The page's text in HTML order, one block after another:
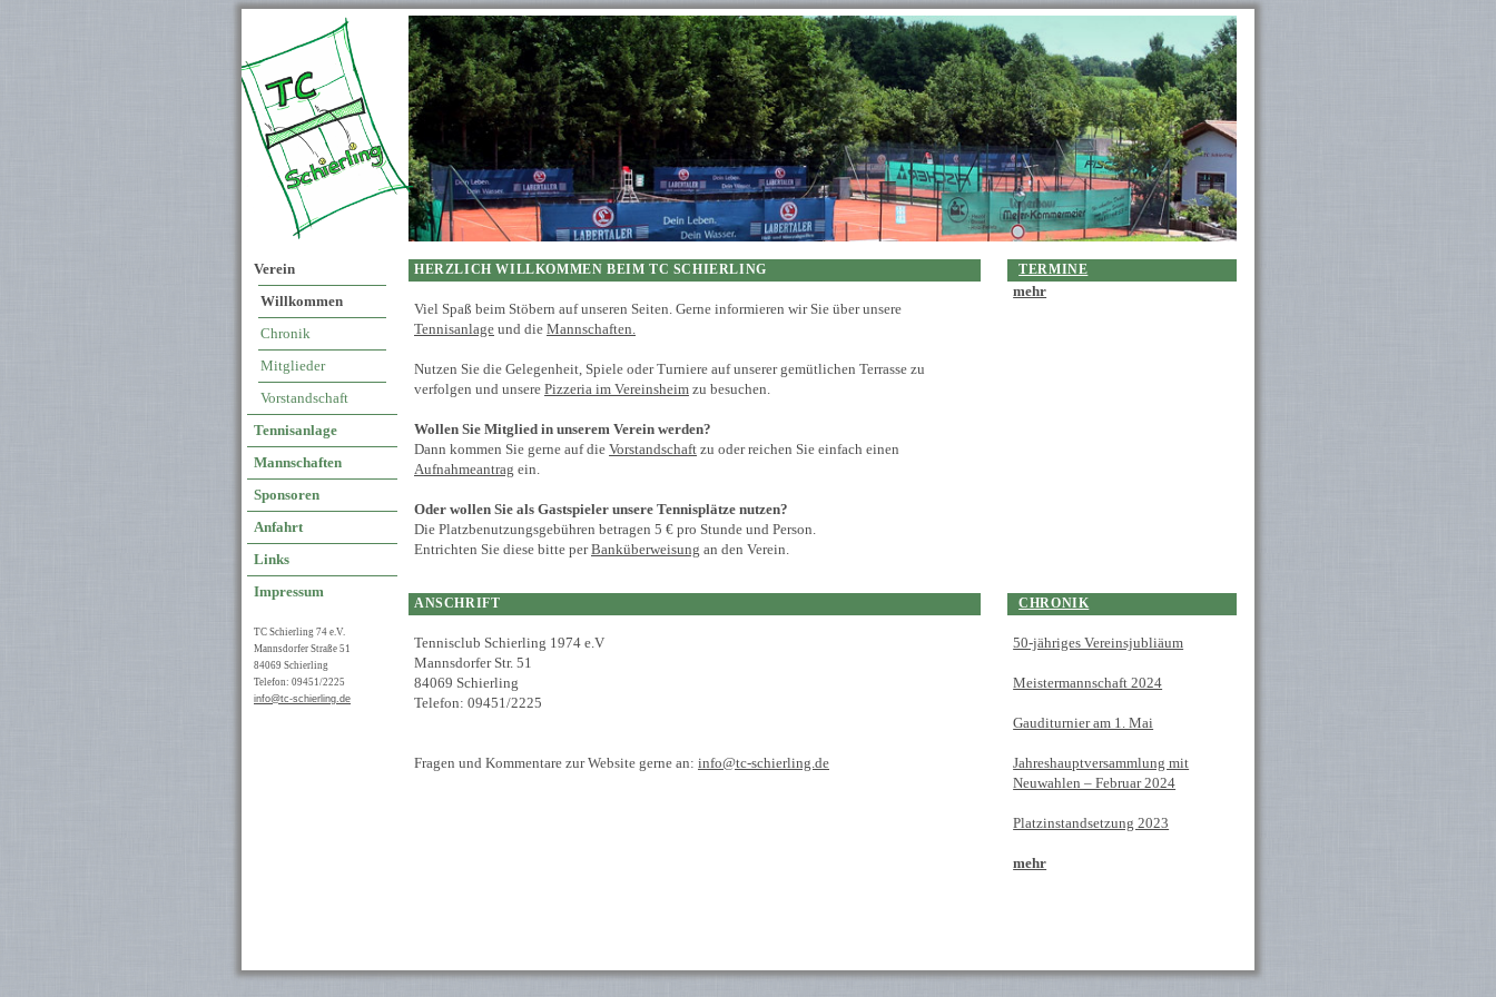
Tennis · Tennisverein · Schierling ·
Verein
Willkommen
Chronik
Mitglieder
Vorstandschaft
Tennisanlage
Mannschaften
Sponsoren
Anfahrt
Links
Impressum
TC Schierling 74 e.V.
Mannsdorfer Straße 51
84069 Schierling
Telefon: 09451/2225
info@tc-schierling.de
HERZLICH WILLKOMMEN BEIM TC SCHIERLING
Viel Spaß beim Stöbern auf unseren Seiten. Gerne informieren wir Sie über unsere
Tennisanlage und die Mannschaften.
Nutzen Sie die Gelegenheit, Spiele oder Turniere auf unserer gemütlichen Terrasse zu
verfolgen und unsere Pizzeria im Vereinsheim zu besuchen.
Wollen Sie Mitglied in unserem Verein werden?
Dann kommen Sie gerne auf die Vorstandschaft zu oder reichen Sie einfach einen
Aufnahmeantrag ein.
Oder wollen Sie als Gastspieler unsere Tennisplätze nutzen?
Die Platzbenutzungsgebühren betragen 5 € pro Stunde und Person.
Entrichten Sie diese bitte perBanküberweisung an den Verein.
ANSCHRIFT
Tennisclub Schierling 1974 e.V
Mannsdorfer Str. 51
84069 Schierling
Telefon: 09451/2225
Fragen und Kommentare zur Website gerne an: info@tc-schierling.de
TERMINE
mehr
CHRONIK
50-jähriges Vereinsjubliäum
Meistermannschaft 2024
Gauditurnier am 1. Mai
Jahreshauptversammlung mit
Neuwahlen – Februar 2024
Platzinstandsetzung 2023
mehr